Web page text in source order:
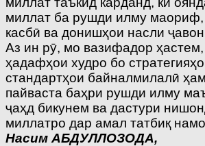
миллат ба рушди илму маориф,
касбӣ ва донишҳои насли ҷавон
Аз ин рӯ, мо вазифадор
ҳадафҳои худро бо
стандартҳои байналмилалӣ
пайваста баҳри рушди илму
ҷаҳд бикунем ва дастури
миллатро дар амал татбиқ
Насим АБДУЛЛОЗОДА,